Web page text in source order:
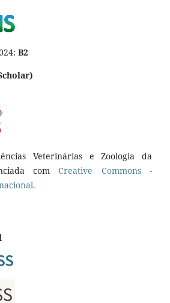
B2
Veterinárias e Zoologia da
comCreative Commons -